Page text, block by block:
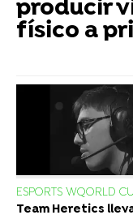
producir
físico a
ESPORTS WQORLD
Team Heretics